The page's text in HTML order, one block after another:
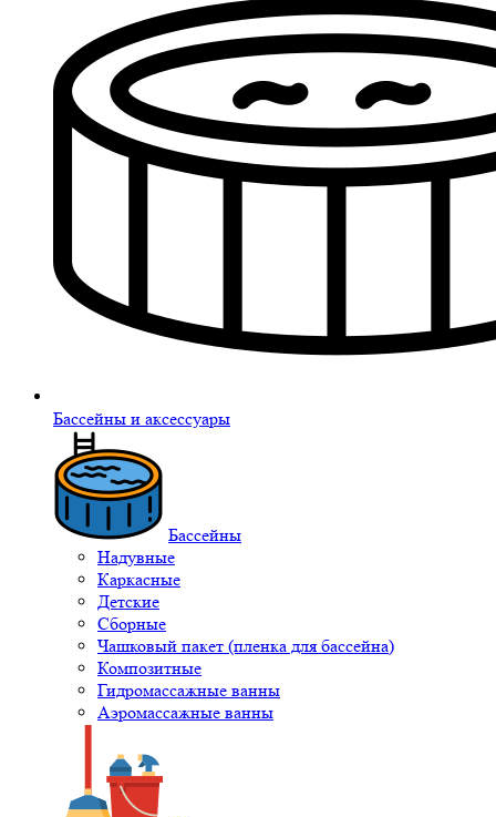
Бассейны и аксессуары
Бассейны
Надувные
Каркасные
Детские
Сборные
Чашковый пакет (пленка для бассейна)
Композитные
Гидромассажные ванны
Аэромассажные ванны